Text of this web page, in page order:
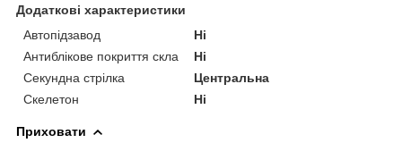
Додаткові характеристики
Автопідзавод
Ні
Антиблікове покриття скла
Ні
Секундна стрілка
Центральна
Скелетон
Ні
Приховати